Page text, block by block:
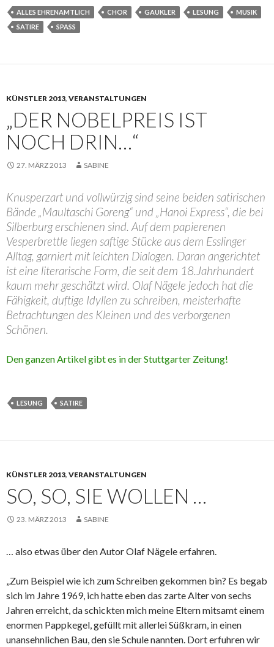
ALLES EHRENAMTLICH CHOR GAUKLER LESUNG
MUSIK
SATIRE
SPASS
KÜNSTLER 2013, VERANSTALTUNGEN
„DER NOBELPREIS IST
NOCH DRIN…“
27. MÄRZ 2013 SABINE
Knusperzart und vollwürzig sind seine beiden satirischen
Bände „Maultaschi Goreng“ und „Hanoi Express“, die bei
Silberburg erschienen sind. Auf dem papierenen
Vesperbrettle liegen saftige Stücke aus dem Esslinger
Alltag, garniert mit leichten Dialogen. Daran angerichtet
ist eine literarische Form, die seit dem 18.Jahrhundert
kaum mehr geschätzt wird. Olaf Nägele jedoch hat die
Fähigkeit, duftige Idyllen zu schreiben, meisterhafte
Betrachtungen des Kleinen und des verborgenen
Schönen.
Den ganzen Artikel gibt es in der Stuttgarter Zeitung!
LESUNG SATIRE
KÜNSTLER 2013, VERANSTALTUNGEN
SO, SO, SIE WOLLEN …
23. MÄRZ 2013 SABINE
… also etwas über den Autor Olaf Nägele erfahren.
„Zum Beispiel wie ich zum Schreiben gekommen bin? Es begab
sich im Jahre 1969, ich hatte eben das zarte Alter von sechs
Jahren erreicht, da schickten mich meine Eltern mitsamt einem
enormen Pappkegel, gefüllt mit allerlei Süßkram, in einen
unansehnlichen Bau, den sie Schule nannten. Dort erfuhren wir